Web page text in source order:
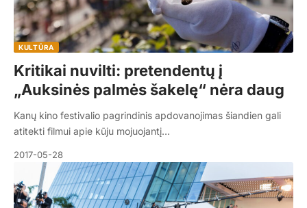
KULTŪRA
Kritikai nuvilti: pretendentų į
„Auksinės palmės šakelę“ nėra daug
Kanų kino festivalio pagrindinis apdovanojimas šiandien gali
atitekti filmui apie kūju mojuojantį…
2017-05-28